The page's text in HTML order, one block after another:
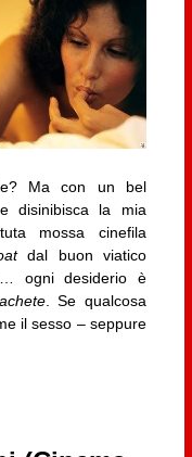
Ma con un bel
disinibisca la mia
mossa cinefila
dal buon viatico
ogni desiderio è
. Se qualcosa
il sesso – seppure